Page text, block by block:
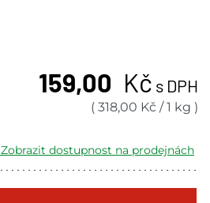
159,00 Kč s DPH
( 318,00 Kč /1 kg )
Zobrazit dostupnost na prodejnách